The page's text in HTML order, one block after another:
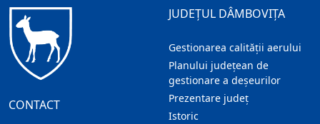
CONTACT
JUDEȚUL DÂMBOVIȚA
Gestionarea calității aerului
Planului județean de
gestionare a deșeurilor
Prezentare judeţ
Istoric